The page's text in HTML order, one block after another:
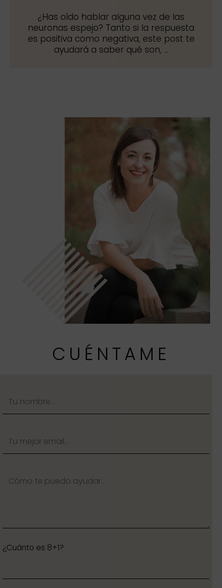
¿Has oído hablar alguna vez de las
neuronas espejo? Tanto si la respuesta
es positiva como negativa, este post te
ayudará a saber qué son, ...
CUÉNTAME
¿Cuánto es 8+1?